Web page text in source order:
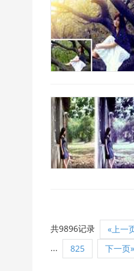
共9896记录
«上一
...
825 下一页»